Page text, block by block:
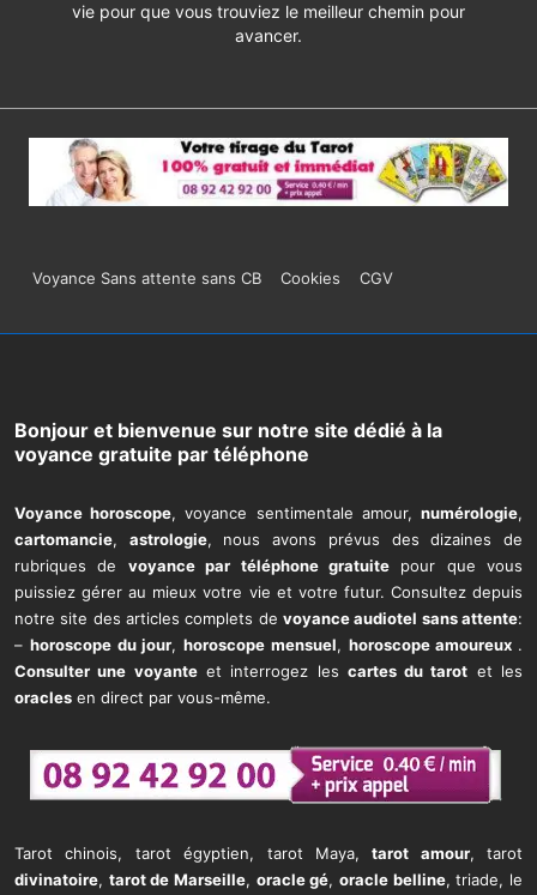
vie pour que vous trouviez le meilleur chemin pour
avancer.
Menu
du
de
page
Voyance Sans attente sans CB Cookies CGV
Bonjour et bienvenue sur notre site dédié à la
voyance gratuite par téléphone
Voyance horoscope, voyance sentimentale amour,numérologie,
cartomancie, astrologie, nous avons prévus des dizaines de
rubriques de voyance par téléphone gratuitepour que vous
puissiez gérer au mieux votre vie et votre futur. Consultez depuis
notre site des articles complets de voyance audiotel sans attente:
– horoscope du jour, horoscope mensuel, horoscope amoureux .
Consulter une voyanteet interrogez les cartes du tarot et les
oracles en direct par vous-même.
Tarot chinois, tarot égyptien, tarot Maya,tarot amour, tarot
divinatoire, tarot de Marseille, oracle gé,oracle belline, triade, le